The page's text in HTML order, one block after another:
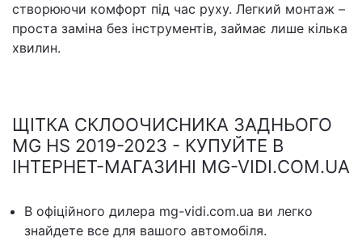
створюючи комфорт під час руху. Легкий монтаж –
проста заміна без інструментів, займає лише кілька
хвилин.
ЩІТКА СКЛООЧИСНИКА ЗАДНЬОГО
MG HS 2019-2023 - КУПУЙТЕ В
ІНТЕРНЕТ-МАГАЗИНІ MG-VIDI.COM.UA
В офіційного дилера mg-vidi.com.ua ви легко
знайдете все для вашого автомобіля.